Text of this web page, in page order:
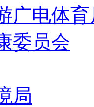
广电体育
委员会
局